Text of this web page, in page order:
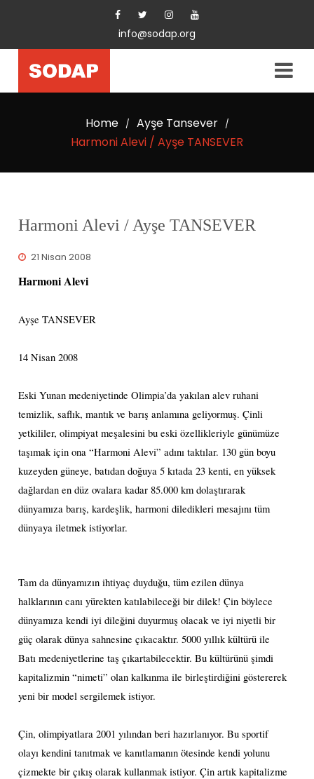
info@sodap.org
Home / Ayşe Tansever /
Harmoni Alevi / Ayşe TANSEVER
Harmoni Alevi / Ayşe TANSEVER
21 Nisan 2008
Harmoni Alevi
Ayşe TANSEVER
14 Nisan 2008
Eski Yunan medeniyetinde Olimpia’da yakılan alev ruhani
temizlik, saflık, mantık ve barış anlamına geliyormuş. Çinli
yetkililer, olimpiyat meşalesini bu eski özellikleriyle günümüze
taşımak için ona “Harmoni Alevi” adını taktılar. 130 gün boyu
kuzeyden güneye, batıdan doğuya 5 kıtada 23 kenti, en yüksek
dağlardan en düz ovalara kadar 85.000 km dolaştırarak
dünyamıza barış, kardeşlik, harmoni diledikleri mesajını tüm
dünyaya iletmek istiyorlar.
Tam da dünyamızın ihtiyaç duyduğu, tüm ezilen dünya
halklarının canı yürekten katılabileceği bir dilek! Çin böylece
dünyamıza kendi iyi dileğini duyurmuş olacak ve iyi niyetli bir
güç olarak dünya sahnesine çıkacaktır. 5000 yıllık kültürü ile
Batı medeniyetlerine taş çıkartabilecektir. Bu kültürünü şimdi
kapitalizmin “nimeti” olan kalkınma ile birleştirdiğini göstererek
yeni bir model sergilemek istiyor.
Çin, olimpiyatlara 2001 yılından beri hazırlanıyor. Bu sportif
olayı kendini tanıtmak ve kanıtlamanın ötesinde kendi yolunu
çizmekte bir çıkış olarak kullanmak istiyor. Çin artık kapitalizme